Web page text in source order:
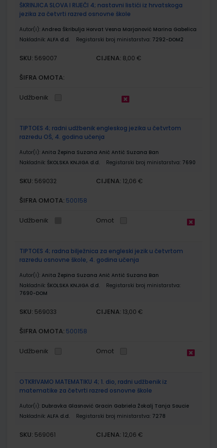
ŠKRINJICA SLOVA I RIJEČI 4; nastavni listići iz hrvatskoga
jezika za četvrti razred osnovne škole
Autor(i): Andrea Škribulja Horvat Vesna Marjanović Marina Gabelica
Nakladnik: ALFA d.d. Registarski broj ministarstva: 7292-DOM2
SKU: 569007 CIJENA: 8,00 €
ŠIFRA OMOTA:
Udžbenik
TIPTOES 4; radni udžbenik engleskog jezika u četvrtom
razredu OŠ, 4. godina učenja
Autor(i): Anita Žepina Suzana Anić Antić Suzana Ban
Nakladnik: ŠKOLSKA KNJIGA d.d. Registarski broj ministarstva: 7690
SKU: 569032 CIJENA: 12,06 €
ŠIFRA OMOTA: 500158
Udžbenik Omot
TIPTOES 4; radna bilježnica za engleski jezik u četvrtom
razredu osnovne škole, 4. godina učenja
Autor(i): Anita Žepina Suzana Anić Antić Suzana Ban
Nakladnik: ŠKOLSKA KNJIGA d.d.
Registarski broj ministarstva:
7690-DOM
SKU: 569033 CIJENA: 13,00 €
ŠIFRA OMOTA: 500158
Udžbenik Omot
OTKRIVAMO MATEMATIKU 4; 1. dio, radni udžbenik iz
matematike za četvrti razred osnovne škole
Autor(i): Dubravka Glasnović Gracin Gabriela Žokalj Tanja Soucie
Nakladnik: ALFA d.d. Registarski broj ministarstva: 7278
SKU: 569061 CIJENA: 12,06 €